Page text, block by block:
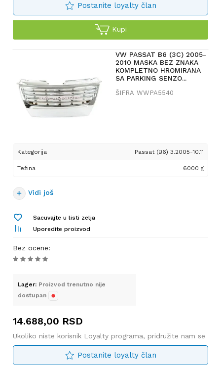
Postanite loyalty član
Kupi
VW PASSAT B6 (3C) 2005-
2010 MASKA BEZ ZNAKA
KOMPLETNO HROMIRANA
SA PARKING SENZO...
ŠIFRA WWPA5540
Kategorija Passat (B6) 3.2005-10.11
Težina 6000 g
Vidi još
Sacuvajte u listi zelja
Uporedite proizvod
Bez ocene:
Lager: Proizvod trenutno nije
dostupan
14.688,00 RSD
Ukoliko niste korisnik Loyalty programa, pridružite nam se
Postanite loyalty član